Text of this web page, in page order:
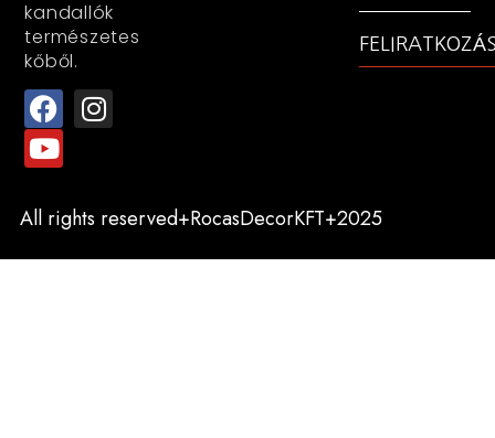
kandallók
természetes
kőből.
All rights reserved+RocasDecorKFT+2025